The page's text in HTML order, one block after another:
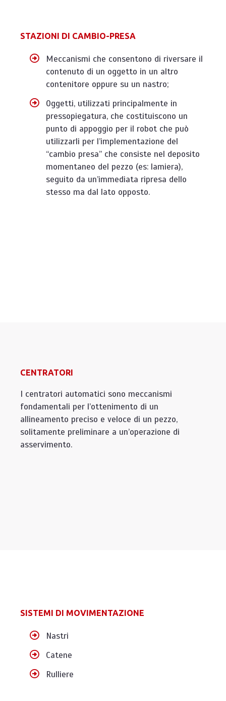
STAZIONI DI CAMBIO-PRESA
Meccanismi che consentono di riversare il
contenuto di un oggetto in un altro
contenitore oppure su un nastro;
Oggetti, utilizzati principalmente in
pressopiegatura, che costituiscono un
punto di appoggio per il robot che può
utilizzarli per l’implementazione del
“cambio presa” che consiste nel deposito
momentaneo del pezzo (es: lamiera),
seguito da un’immediata ripresa dello
stesso ma dal lato opposto.
CENTRATORI
I centratori automatici sono meccanismi
fondamentali per l’ottenimento di un
allineamento preciso e veloce di un pezzo,
solitamente preliminare a un’operazione di
asservimento.
SISTEMI DI MOVIMENTAZIONE
Nastri
Catene
Rulliere